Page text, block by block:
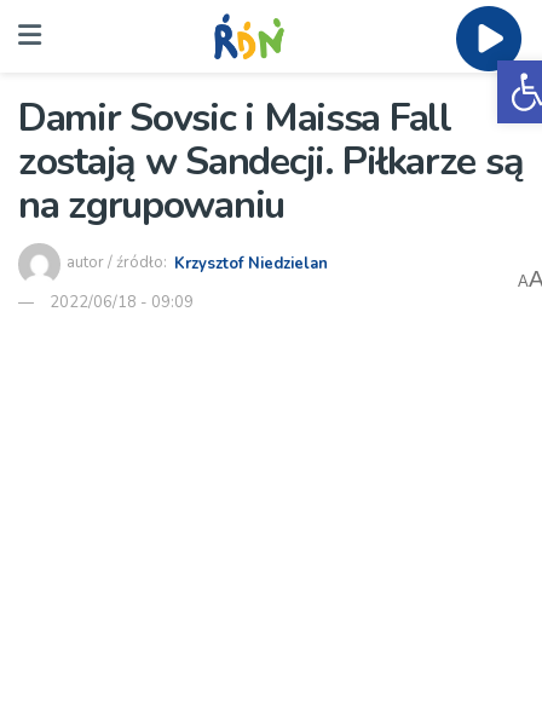
Damir Sovsic i Maissa Fall
zostają w Sandecji. Piłkarze są
na zgrupowaniu
autor / źródło: Krzysztof Niedzielan
2022/06/18 - 09:09
A